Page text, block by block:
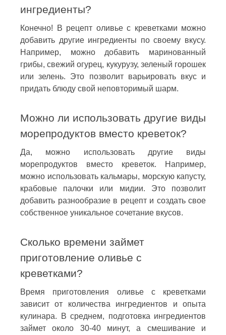
ингредиенты?
Конечно! В рецепт оливье с креветками можно
добавить другие ингредиенты по своему вкусу.
Например, можно добавить маринованный
грибы, свежий огурец, кукурузу, зеленый горошек
или зелень. Это позволит варьировать вкус и
придать блюду свой неповторимый шарм.
Можно ли использовать другие виды
морепродуктов вместо креветок?
Да, можно использовать другие виды
морепродуктов вместо креветок. Например,
можно использовать кальмары, морскую капусту,
крабовые палочки или мидии. Это позволит
добавить разнообразие в рецепт и создать свое
собственное уникальное сочетание вкусов.
Сколько времени займет
приготовление оливье с
креветками?
Время приготовления оливье с креветками
зависит от количества ингредиентов и опыта
кулинара. В среднем, подготовка ингредиентов
займет около 30-40 минут, а смешивание и